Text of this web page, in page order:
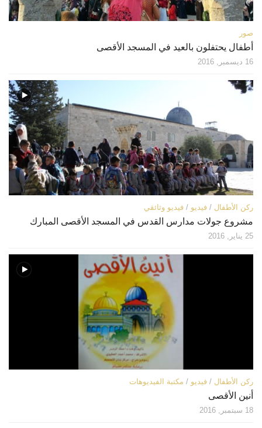
صور
أطفال يحتفلون بالعيد في المسجد الأقصى
16 ديسمبر, 2016
ركن الأطفال / فيديو / فيديو وثائقي
مشروع جولات مدارس القدس في المسجد الأقصى المبارك
25 يناير, 2016
ركن الأطفال / فيديو / مكتبة الفيديوهات
أنين الأقصى
18 سبتمبر, 2016